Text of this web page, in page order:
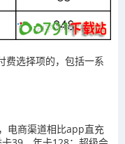
费选择项的，包括一系
电商渠道相比app直充